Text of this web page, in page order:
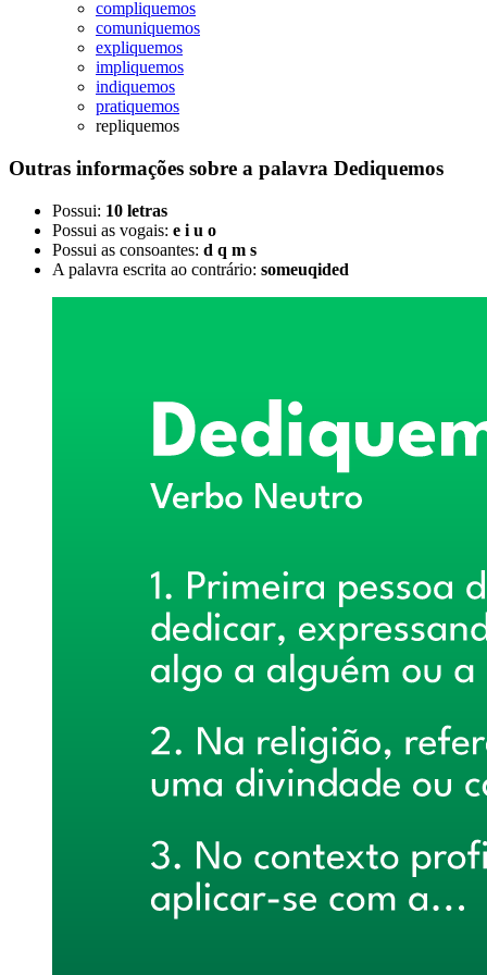
compliquemos
comuniquemos
expliquemos
impliquemos
indiquemos
pratiquemos
repliquemos
Outras informações sobre a palavra Dediquemos
Possui: 10 letras
Possui as vogais: e i u o
Possui as consoantes: d q m s
A palavra escrita ao contrário: someuqided